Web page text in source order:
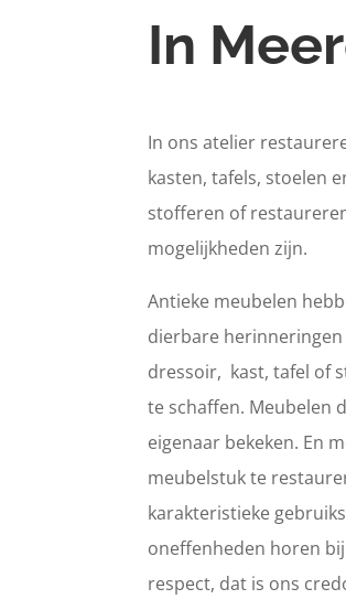
In
In ons atelier
kasten, tafels, stoelen
stofferen of
mogelijkheden zijn.
Antieke meubelen
dierbare
dressoir, kast, tafel of
te schaffen. Meubelen
eigenaar bekeken. En
meubelstuk te
karakteristieke
oneffenheden horen
respect, dat is ons